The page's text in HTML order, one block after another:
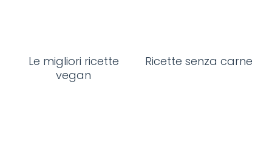
Le migliori ricette
vegan
Ricette senza carne